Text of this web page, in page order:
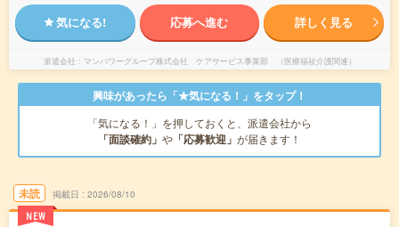
気になる! 応募へ進む 詳しく見る
派遣会社 マンパワーグループ株式会社 ケアサービス事業部 （医療福祉介護関連）
興味があったら「★気になる！」をタップ！
「気になる！」を押しておくと、派遣会社から
「面談確約」 や 「応募歓迎」 が届きます！
未読
NEW
掲載日 2026/08/10